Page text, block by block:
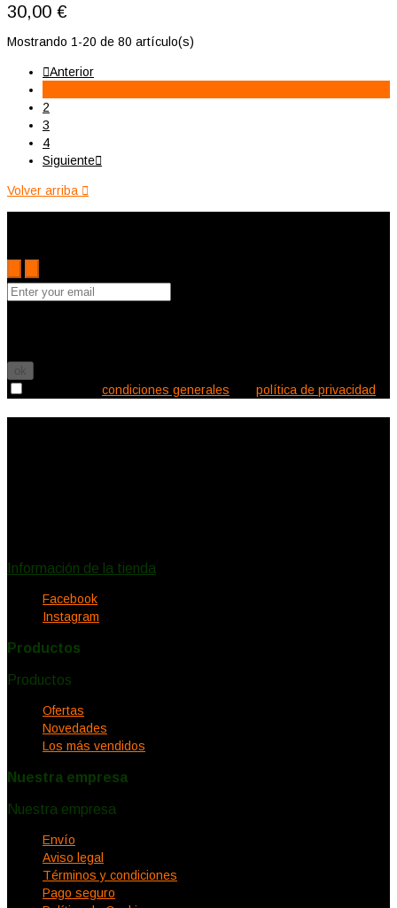
30,00 €
Mostrando 1-20 de 80 artículo(s)
Anterior
2
3
4
Siguiente
Volver arriba 
condiciones generales política de privacidad
Información de la tienda
Facebook
Instagram
Productos
Productos
Ofertas
Novedades
Los más vendidos
Nuestra empresa
Nuestra empresa
Envío
Aviso legal
Términos y condiciones
Pago seguro